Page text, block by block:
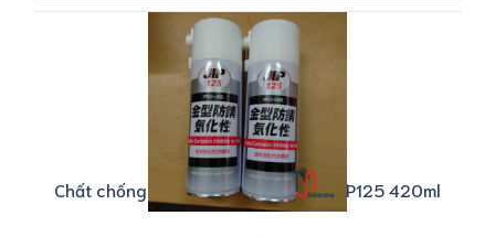
Chất chống gỉ khuôn Taiho Kohzai JIP125 420ml